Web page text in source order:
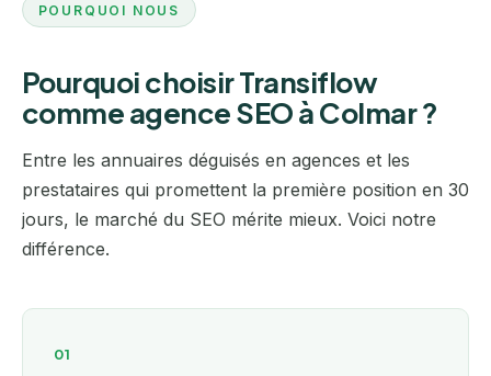
POURQUOI NOUS
Pourquoi choisir Transiflow
comme agence SEO à Colmar ?
Entre les annuaires déguisés en agences et les
prestataires qui promettent la première position en 30
jours, le marché du SEO mérite mieux. Voici notre
différence.
01